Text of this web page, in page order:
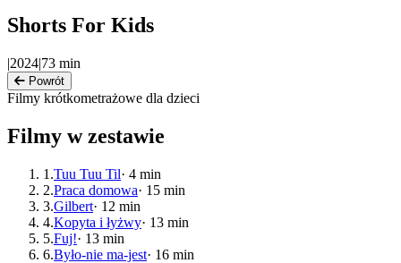
Shorts For Kids
|2024|73 min
Powrót
Filmy krótkometrażowe dla dzieci
Filmy w zestawie
1 .Tuu Tuu Til· 4 min
2.Praca domowa· 15 min
3.Gilbert· 12 min
4.Kopyta i łyżwy· 13 min
5.Fuj!· 13 min
6.Było-nie ma-jest· 16 min